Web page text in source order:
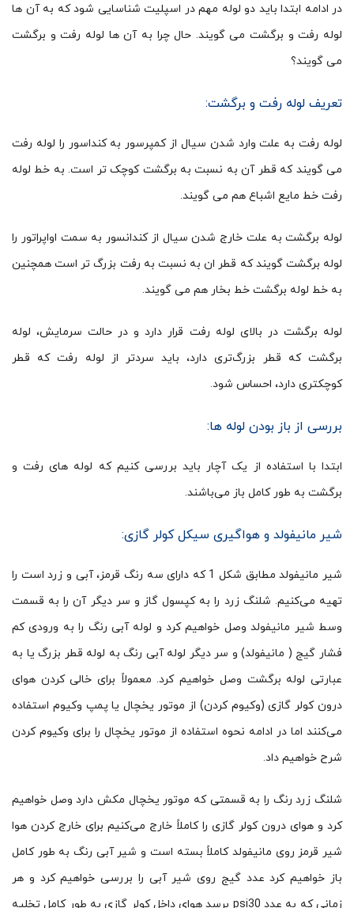
در ادامه ابتدا باید دو لوله مهم در اسپلیت شناسایی شود که به آن ها
لوله رفت و برگشت می گویند. حال چرا به آن ها لوله رفت و برگشت
می گویند؟
تعریف لوله رفت و برگشت:
لوله رفت به علت وارد شدن سیال از کمپرسور به کنداسور را لوله رفت
می گویند که قطر آن به نسبت به برگشت کوچک تر است. به خط لوله
رفت خط مایع اشباع هم می گویند.
لوله برگشت به علت خارج شدن سیال از کندانسور به سمت اواپراتور را
لوله برگشت گویند که قطر ان به نسبت به رفت بزرگ تر است همچنین
به خط لوله برگشت خط بخار هم می گویند.
لوله برگشت در بالای لوله رفت قرار دارد و در حالت سرمایش، لوله
برگشت که قطر بزرگ‌تری دارد، باید سردتر از لوله رفت که قطر
کوچکتری دارد، احساس شود.
بررسی از باز بودن لوله ها:
ابتدا با استفاده از یک آچار باید بررسی کنیم که لوله های رفت و
برگشت به طور کامل باز می‌باشند.
شیر مانیفولد و هواگیری سیکل کولر گازی:
شیر مانیفولد مطابق شکل 1 که دارای سه رنگ قرمز، آبی و زرد است را
تهیه می‌کنیم. شلنگ زرد را به کپسول گاز و سر دیگر آن را به قسمت
وسط شیر مانیفولد وصل خواهیم کرد و لوله آبی رنگ را به ورودی کم
فشار گیج ( مانیفولد) و سر دیگر لوله آبی رنگ به لوله قطر بزرگ یا به
عبارتی لوله برگشت وصل خواهیم کرد. معمولاً برای خالی کردن هوای
درون کولر گازی (وکیوم کردن) از موتور یخچال یا پمپ وکیوم استفاده
می‌کنند اما در ادامه نحوه استفاده از موتور یخچال را برای وکیوم کردن
شرح خواهیم داد.
شلنگ زرد رنگ را به قسمتی که موتور یخچال مکش دارد وصل خواهیم
کرد و هوای درون کولر گازی را کاملاً خارج می‌کنیم برای خارج کردن هوا
شیر قرمز روی مانیفولد کاملاً بسته است و شیر آبی رنگ به طور کامل
باز خواهیم کرد عدد گیج روی شیر آبی را بررسی خواهیم کرد و هر
زمانی که به عدد psi30 برسد هوای داخل کولر گازی به طور کامل تخلیه